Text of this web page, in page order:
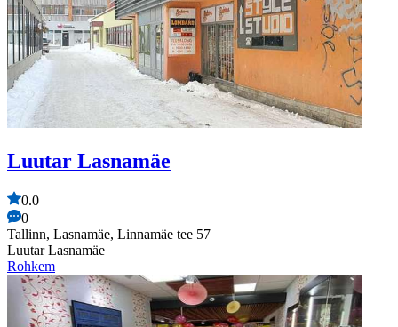
Luutar Lasnamäe
0.0
0
Tallinn, Lasnamäe, Linnamäe tee 57
Luutar Lasnamäe
Rohkem